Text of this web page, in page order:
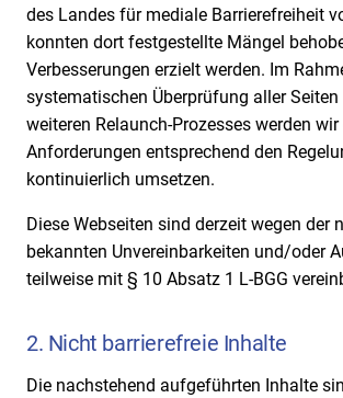
des Landes für mediale Barrierefreiheit
konnten dort festgestellte Mängel
Verbesserungen erzielt werden. Im
systematischen Überprüfung aller
weiteren Relaunch-Prozesses werden wir
Anforderungen entsprechend den
kontinuierlich umsetzen.
Diese Webseiten sind derzeit wegen der
bekannten Unvereinbarkeiten und/oder
teilweise mit § 10 Absatz 1 L-BGG
2. Nicht barrierefreie Inhalte
Die nachstehend aufgeführten Inhalte